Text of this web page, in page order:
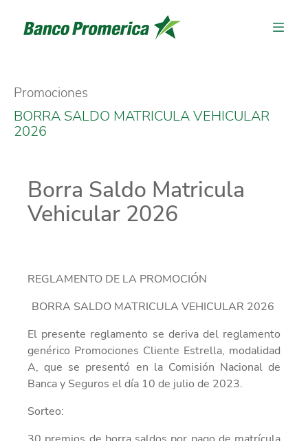
Promociones
BORRA SALDO MATRICULA VEHICULAR
2026
Borra Saldo Matricula
Vehicular 2026
REGLAMENTO DE LA PROMOCIÓN
BORRA SALDO MATRICULA VEHICULAR 2026
El presente reglamento se deriva del reglamento
genérico Promociones Cliente Estrella, modalidad
A, que se presentó en la Comisión Nacional de
Banca y Seguros el día 10 de julio de 2023.
Sorteo: